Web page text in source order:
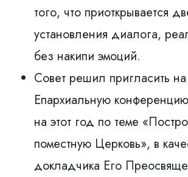
того, что приоткрывается
установления диалога,
без накипи эмоций.
Совет решил пригласить на
Епархиальную
на этот год по теме
поместную Церковь», в
докладчика Его